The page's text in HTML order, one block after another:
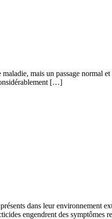
mais un passage normal
[…]
dans leur environnement
engendrent des symptômes